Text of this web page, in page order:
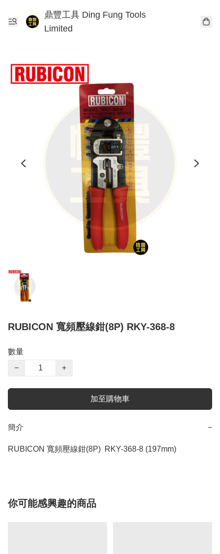
鼎豐工具 Ding Fung Tools
Limited
RUBICON 寬頻壓線鉗(8P) RKY-368-8
數量
−
+
加至購物車
簡介 −
RUBICON 寬頻壓線鉗(8P)  RKY-368-8 (197mm)
你可能感興趣的商品